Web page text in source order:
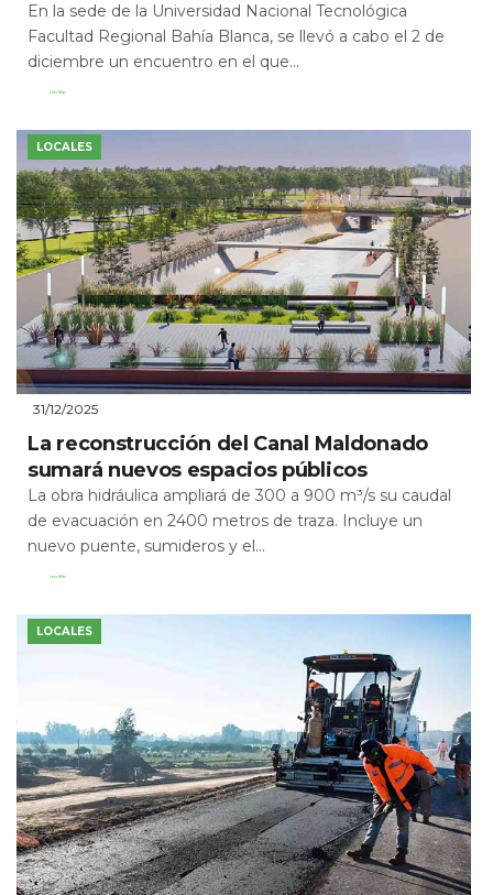
En la sede de la Universidad Nacional Tecnológica
Facultad Regional Bahía Blanca, se llevó a cabo el 2 de
diciembre un encuentro en el que...
Leer Más
LOCALES
31/12/2025
La reconstrucción del Canal Maldonado
sumará nuevos espacios públicos
La obra hidráulica ampliará de 300 a 900 m³/s su caudal
de evacuación en 2400 metros de traza. Incluye un
nuevo puente, sumideros y el...
Leer Más
LOCALES